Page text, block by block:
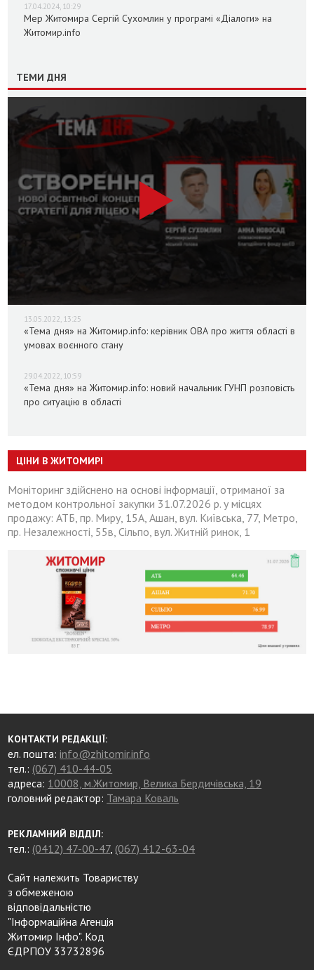
17.04.2024, 10:29
Мер Житомира Сергій Сухомлин у програмі «Діалоги» на
Житомир.info
ТЕМИ ДНЯ
13.05.2022, 13:25
«Тема дня» на Житомир.info: керівник ОВА про життя області в
умовах воєнного стану
29.04.2022, 10:59
«Тема дня» на Житомир.info: новий начальник ГУНП розповість
про ситуацію в області
ЦІНИ В ЖИТОМИРІ
Моніторинг здійснено на основі інформації, отриманої за
методом контрольної закупки 31.07.2026 р. у місцях
продажу: АТБ, пр. Миру, 15А, Ашан, вул. Київська, 77, Метро,
пр. Незалежності, 55в, Сільпо, вул. Житній ринок, 1
КОНТАКТИ РЕДАКЦІЇ:
ел. пошта:info@zhitomir.info
тел.: (067) 410-44-05
адреса: 10008, м.Житомир, Велика Бердичівська, 19
головний редактор: Тамара Коваль
РЕКЛАМНИЙ ВІДДІЛ:
тел.: (0412) 47-00-47, (067) 412-63-04
Сайт належить Товариству
з обмеженою
відповідальністю
"Інформаційна Агенція
Житомир Інфо". Код
ЄДРПОУ 33732896